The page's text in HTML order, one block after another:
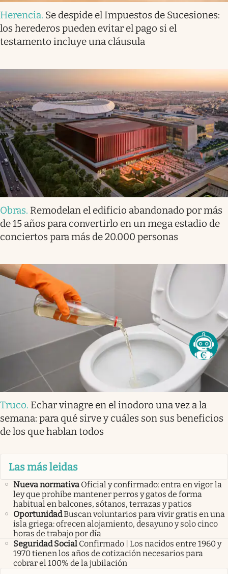
Herencia. Se despide el Impuestos de Sucesiones:
los herederos pueden evitar el pago si el
testamento incluye una cláusula
Obras. Remodelan el edificio abandonado por más
de 15 años para convertirlo en un mega estadio de
conciertos para más de 20.000 personas
Truco. Echar vinagre en el inodoro una vez a la
semana: para qué sirve y cuáles son sus beneficios
de los que hablan todos
Las más leidas
Nueva normativa Oficial y confirmado: entra en vigor la
ley que prohíbe mantener perros y gatos de forma
habitual en balcones, sótanos, terrazas y patios
OportunidadBuscan voluntarios para vivir gratis en una
isla griega: ofrecen alojamiento, desayuno y solo cinco
horas de trabajo por día
Seguridad Social Confirmado | Los nacidos entre 1960 y
1970 tienen los años de cotización necesarios para
cobrar el 100% de la jubilación